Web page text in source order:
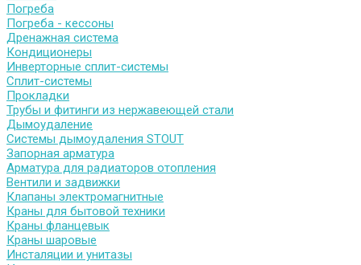
Погреба
Погреба - кессоны
Дренажная система
Кондиционеры
Инверторные сплит-системы
Сплит-системы
Прокладки
Трубы и фитинги из нержавеющей стали
Дымоудаление
Системы дымоудаления STOUT
Запорная арматура
Арматура для радиаторов отопления
Вентили и задвижки
Клапаны электромагнитные
Краны для бытовой техники
Краны фланцевык
Краны шаровые
Инсталяции и унитазы